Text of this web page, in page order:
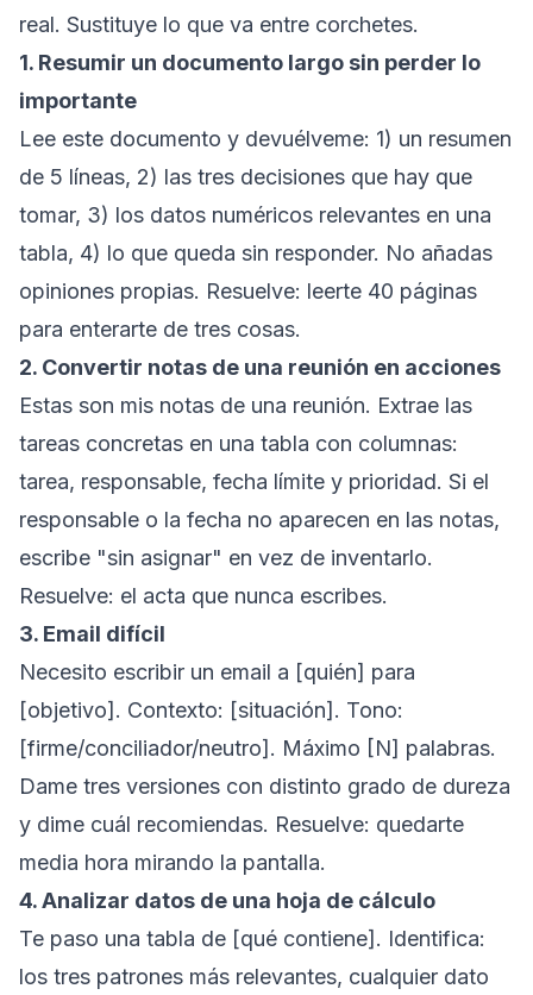
real. Sustituye lo que va entre corchetes.
1. Resumir un documento largo sin perder lo
importante
Lee este documento y devuélveme: 1) un resumen
de 5 líneas, 2) las tres decisiones que hay que
tomar, 3) los datos numéricos relevantes en una
tabla, 4) lo que queda sin responder. No añadas
opiniones propias. Resuelve: leerte 40 páginas
para enterarte de tres cosas.
2. Convertir notas de una reunión en acciones
Estas son mis notas de una reunión. Extrae las
tareas concretas en una tabla con columnas:
tarea, responsable, fecha límite y prioridad. Si el
responsable o la fecha no aparecen en las notas,
escribe "sin asignar" en vez de inventarlo.
Resuelve: el acta que nunca escribes.
3. Email difícil
Necesito escribir un email a [quién] para
[objetivo]. Contexto: [situación]. Tono:
[firme/conciliador/neutro]. Máximo [N] palabras.
Dame tres versiones con distinto grado de dureza
y dime cuál recomiendas. Resuelve: quedarte
media hora mirando la pantalla.
4. Analizar datos de una hoja de cálculo
Te paso una tabla de [qué contiene]. Identifica:
los tres patrones más relevantes, cualquier dato